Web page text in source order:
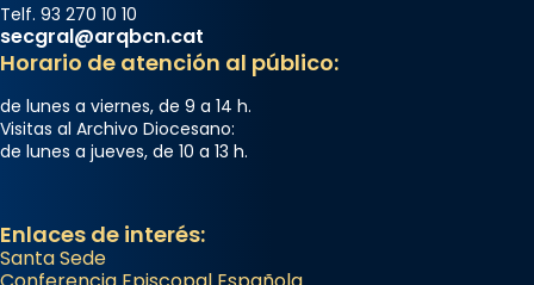
Telf. 93 270 10 10
secgral@arqbcn.cat
Horario de atención al público:
de lunes a viernes, de 9 a 14 h.
Visitas al Archivo Diocesano:
de lunes a jueves, de 10 a 13 h.
Enlaces de interés:
Santa Sede